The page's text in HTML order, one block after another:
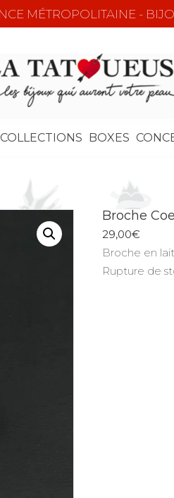
MÉTROPOLITAINE -
COLLECTIONS BOXES
Broche
29,00€
Broche en
Rupture de